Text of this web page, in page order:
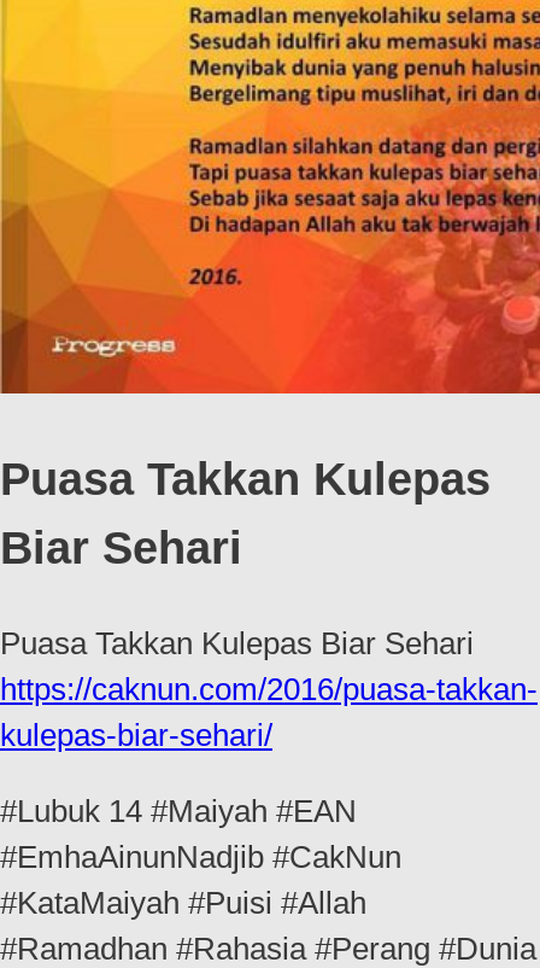
Puasa Takkan Kulepas
Biar Sehari
Puasa Takkan Kulepas Biar Sehari
https://caknun.com/2016/puasa-takkan-
kulepas-biar-sehari/
#Lubuk 14 #Maiyah #EAN
#EmhaAinunNadjib #CakNun
#KataMaiyah #Puisi #Allah
#Ramadhan #Rahasia #Perang #Dunia